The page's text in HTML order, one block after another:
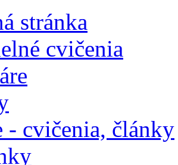
stránka
cvičenia
- cvičenia, články